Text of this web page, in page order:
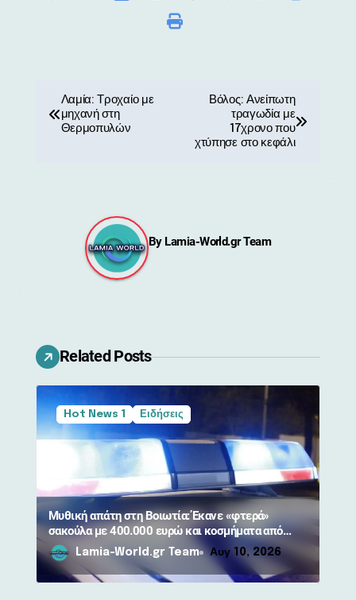
ά
ρ
θ
ω
ν
Λαμία: Τροχαίο με
μηχανή στη
Θερμοπυλών
Βόλος: Ανείπωτη
τραγωδία με
17χρονο που
χτύπησε στο κεφάλι
By Lamia-World.gr Team
Related Posts
Hot News 1 Ειδήσεις
Μυθική απάτη στη Βοιωτία: Έκανε «φτερά»
σακούλα με 400.000 ευρώ και κοσμήματα από
90χρονηLamia-World.gr Team Αυγ 10, 2026